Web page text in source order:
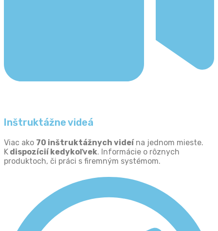
Inštruktážne videá
Viac ako 70 inštruktážnych videína jednom mieste.
K dispozícií kedykoľvek. Informácie o rôznych
produktoch, či práci s firemným systémom.